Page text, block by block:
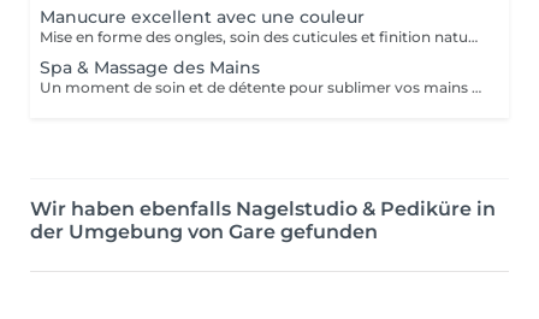
Manucure excellent avec une couleur
Mise en forme des ongles, soin des cuticules et finition naturelle (manicure simples) pour des mains propres et soignée avec une couleur.
Spa & Massage des Mains
Un moment de soin et de détente pour sublimer vos mains après votre prestation d'onglerie. Ce service comprend une manucure combinée, avec le retrait soigné des cuticules et la préparation de l'ongle naturel.Après la pose de gel ou d'acrylique, un gommage des mains est réalisé afin d'éliminer les cellules mortes et de laisser la peau douce et lumineuse. Le soin se poursuit avec une hydratation profonde accompagnée d'un massage relaxant des mains, pour nourrir la peau et apporter une sensation de bien-être. Ce service est réalisé après la pose de gel ou d'acrylique, afin de finaliser la prestation et offrir un moment de relaxation tout en sublimant les mains.
Wir haben ebenfalls Nagelstudio & Pediküre in
der Umgebung von Gare gefunden